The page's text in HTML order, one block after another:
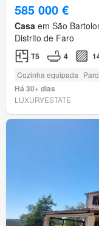
585 000 €
Casa em São
Distrito de Faro
T5 4
Cozinha equipada
Há 30+ dias
LUXURYESTATE